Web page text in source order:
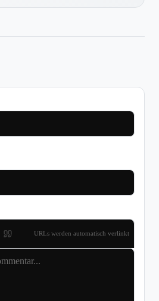
URLs werden automatisch verlinkt